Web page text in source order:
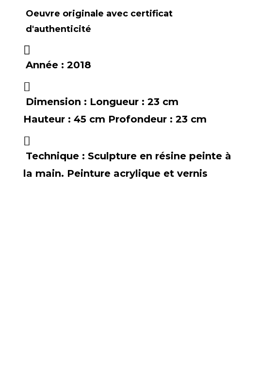
Oeuvre originale avec certificat
d'authenticité
Année : 2018
Dimension : Longueur : 23 cm
Hauteur : 45 cm Profondeur : 23 cm
Technique : Sculpture en résine peinte à
la main. Peinture acrylique et vernis